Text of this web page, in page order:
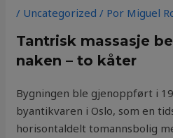
/ Uncategorized / Por Miguel
Tantrisk massasje
naken – to kåter
Bygningen ble gjenoppført i
byantikvaren i Oslo, som en
horisontaldelt tomannsbolig